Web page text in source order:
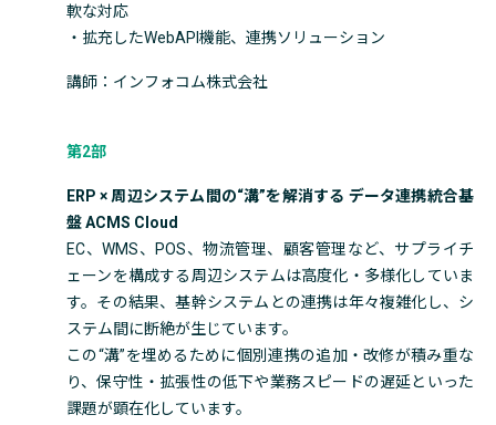
軟な対応
・拡充したWebAPI機能、連携ソリューション
講師：インフォコム株式会社
第2部
ERP × 周辺システム間の“溝”を解消する データ連携統合基
盤 ACMS Cloud
EC、WMS、POS、物流管理、顧客管理など、サプライチ
ェーンを構成する周辺システムは高度化・多様化していま
す。その結果、基幹システムとの連携は年々複雑化し、シ
ステム間に断絶が生じています。
この“溝”を埋めるために個別連携の追加・改修が積み重な
り、保守性・拡張性の低下や業務スピードの遅延といった
課題が顕在化しています。